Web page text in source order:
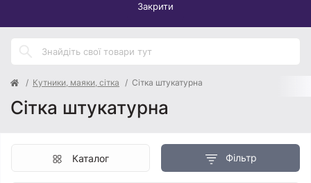
Закрити
Кутники, маяки, сітка Сітка штукатурна
Сітка штукатурна
Фільтр
Каталог